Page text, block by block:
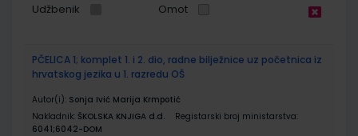
Udžbenik Omot
PČELICA 1; komplet 1. i 2. dio, radne bilježnice uz početnica iz
hrvatskog jezika u 1. razredu OŠ
Autor(i): Sonja Ivić Marija Krmpotić
Nakladnik: ŠKOLSKA KNJIGA d.d.
Registarski broj ministarstva:
6041;6042-DOM